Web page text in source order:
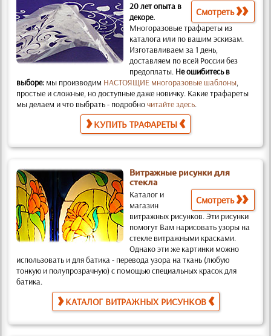
Смотреть
20 лет опыта в
декоре.
Многоразовые трафареты из
каталога или по вашим эскизам.
Изготавливаем за 1 день,
доставляем по всей России без
предоплаты. Не ошибитесь в
выборе: мы производим НАСТОЯЩИЕ многоразовые шаблоны,
простые и слож­ные, но доступные даже новичку. Какие трафареты
мы делаем и что выбрать - подробночитайте здесь.
КУПИТЬ ТРАФАРЕТЫ
Витражные рисунки для
стекла
Смотреть
Каталог и
магазин
витражных рисунков.Эти рисунки
помогут Вам нарисовать узоры на
стекле витражными красками.
Однако эти же картинки можно
использовать и для батика- перевода узора на ткань (любую
тонкую и полупрозрачную) с помощью специальных красок для
батика.
КАТАЛОГ ВИТРАЖНЫХ РИСУНКОВ